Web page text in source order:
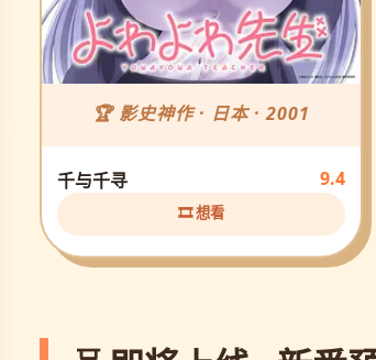
🏆 影史神作 · 日本 · 2001
千与千寻 9.4
🎞️ 想看